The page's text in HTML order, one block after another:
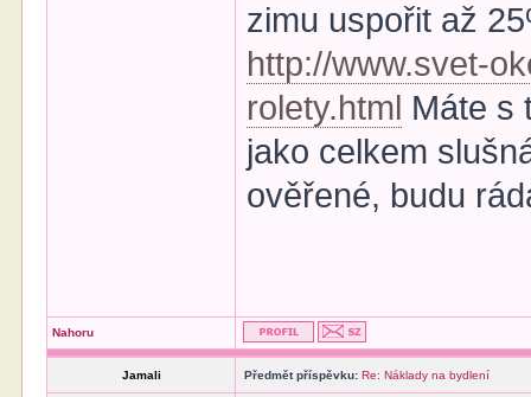
zimu uspořit až
http://www.svet-
rolety.html Máte s
jako celkem
ověřené, budu
Nahoru
Jamali Předmět příspěvku: Re: Náklady na bydlení